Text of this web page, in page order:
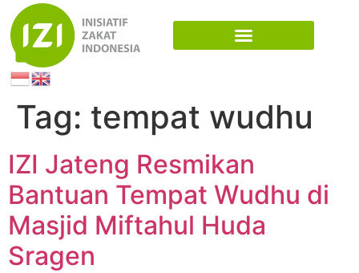
Tag: tempat wudhu
IZI Jateng Resmikan
Bantuan Tempat Wudhu di
Masjid Miftahul Huda
Sragen